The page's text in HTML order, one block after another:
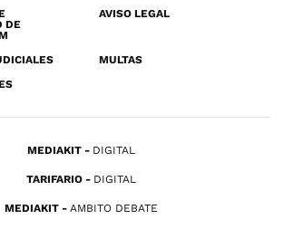
DE
AVISO LEGAL
MULTAS
MEDIAKIT DIGITAL
TARIFARIO DIGITAL
MEDIAKIT AMBITO DEBATE